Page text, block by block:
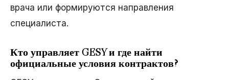
врача или формируются направления
специалиста.
Кто управляет GESY и где найти
официальные условия контрактов?